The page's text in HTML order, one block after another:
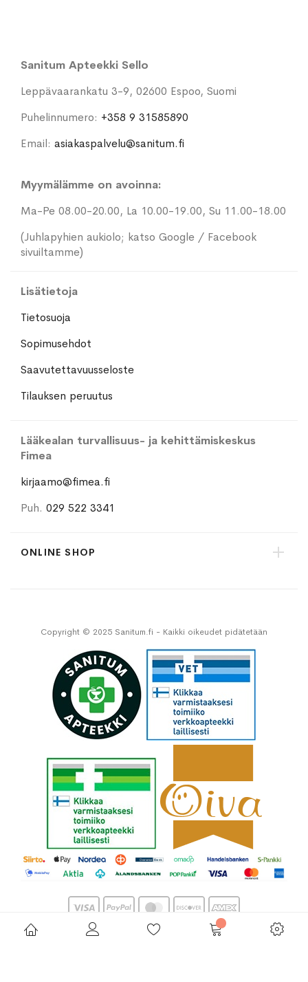
Sanitum Apteekki Sello
Leppävaarankatu 3-9, 02600 Espoo, Suomi
Puhelinnumero: +358 9 31585890
Email: asiakaspalvelu@sanitum.fi
Myymälämme on avoinna:
Ma-Pe 08.00-20.00, La 10.00-19.00, Su 11.00-18.00
(Juhlapyhien aukiolo; katso Google / Facebook
sivuiltamme)
Lisätietoja
Tietosuoja
Sopimusehdot
Saavutettavuusseloste
Tilauksen peruutus
Lääkealan turvallisuus- ja kehittämiskeskus
Fimea
kirjaamo@fimea.fi
Puh. 029 522 3341
ONLINE SHOP
Copyright © 2025 Sanitum.fi - Kaikki oikeudet pidätetään